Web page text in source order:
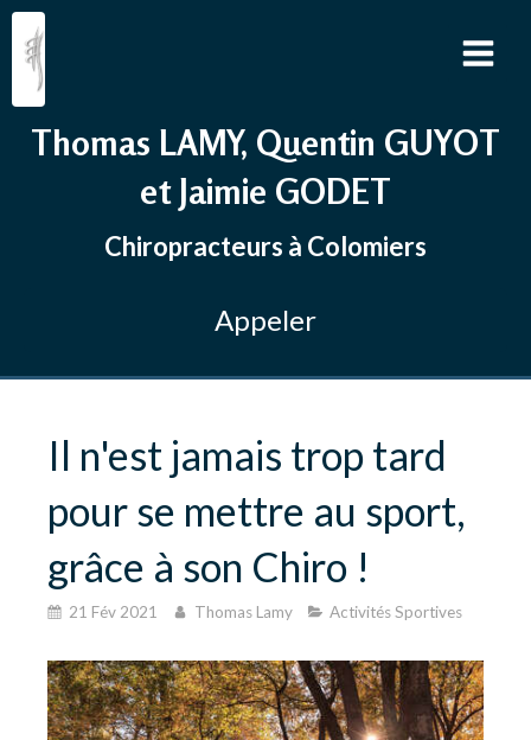
Thomas LAMY, Quentin GUYOT
et Jaimie GODET
Chiropracteurs à Colomiers
Appeler
Il n'est jamais trop tard
pour se mettre au sport,
grâce à son Chiro !
21 Fév 2021 Thomas Lamy Activités Sportives